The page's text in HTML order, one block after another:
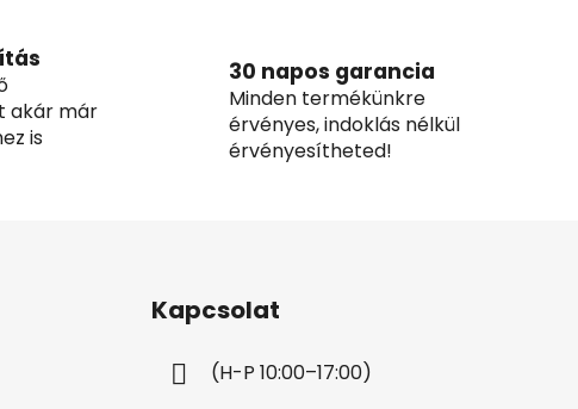
akár már
is
30 napos garancia
Minden termékünkre
érvényes, indoklás nélkül
érvényesítheted!
Kapcsolat
(H-P 10:00–17:00)